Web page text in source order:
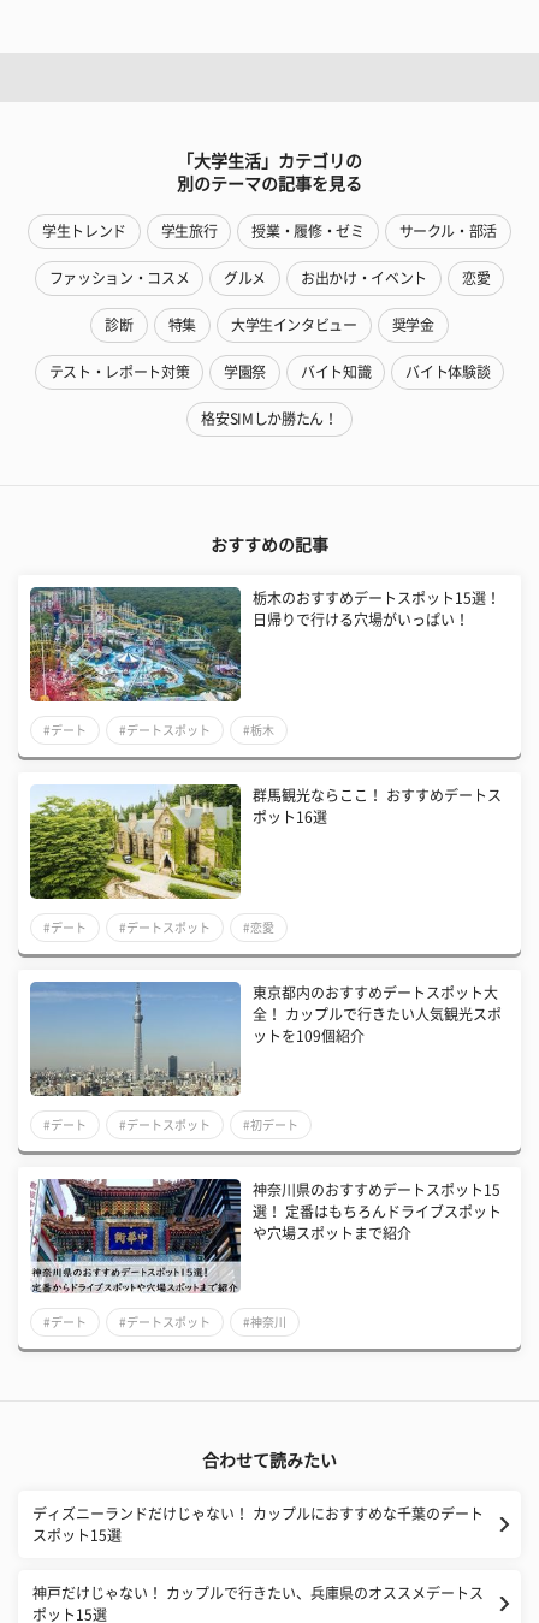
「大学生活」カテゴリの
別のテーマの記事を見る
学生トレンド 学生旅行 授業・履修・ゼミ サークル・部活
ファッション・コスメ グルメ お出かけ・イベント 恋愛
診断 特集 大学生インタビュー 奨学金
テスト・レポート対策 学園祭 バイト知識 バイト体験談
格安SIMしか勝たん！
おすすめの記事
栃木のおすすめデートスポット15選！
日帰りで行ける穴場がいっぱい！
#デート #デートスポット #栃木
群馬観光ならここ！ おすすめデートス
ポット16選
#デート #デートスポット #恋愛
東京都内のおすすめデートスポット大
全！ カップルで行きたい人気観光スポ
ットを109個紹介
#デート #デートスポット #初デート
神奈川県のおすすめデートスポット15
選！ 定番はもちろんドライブスポット
や穴場スポットまで紹介
#デート #デートスポット #神奈川
合わせて読みたい
ディズニーランドだけじゃない！ カップルにおすすめな千葉のデート
スポット15選
神戸だけじゃない！ カップルで行きたい、兵庫県のオススメデートス
ポット15選